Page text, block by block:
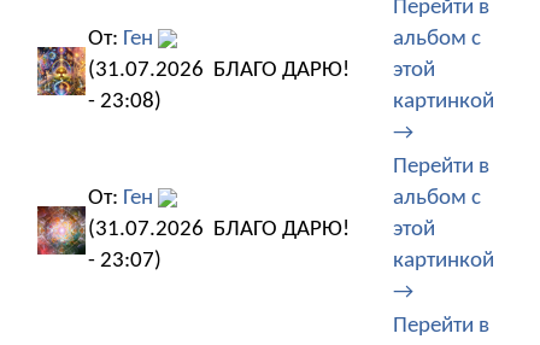
От: Ген
(31.07.2026
- 23:08)
БЛАГО ДАРЮ!
Перейти в
альбом с
этой
картинкой
→
От: Ген
(31.07.2026
- 23:07)
БЛАГО ДАРЮ!
Перейти в
альбом с
этой
картинкой
→
Перейти в